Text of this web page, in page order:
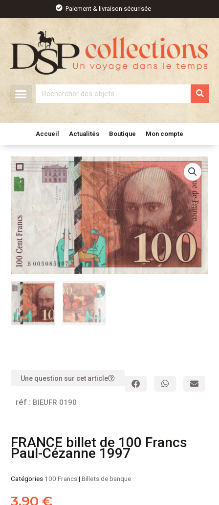
contenu
Paiement & livraison sécurisée
Rechercher
Accueil Actualités Boutique Mon compte
Une question sur cet article
réf : BIEUFR 0190
FRANCE billet de 100 Francs
Paul-Cézanne 1997
Catégories 100 Francs|Billets de banque
3,90€